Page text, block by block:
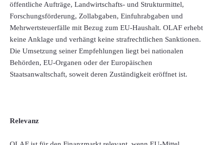
öffentliche Aufträge, Landwirtschafts- und Strukturmittel,
Forschungsförderung, Zollabgaben, Einfuhrabgaben und
Mehrwertsteuerfälle mit Bezug zum EU-Haushalt. OLAF erhebt
keine Anklage und verhängt keine strafrechtlichen Sanktionen.
Die Umsetzung seiner Empfehlungen liegt bei nationalen
Behörden, EU-Organen oder der Europäischen
Staatsanwaltschaft, soweit deren Zuständigkeit eröffnet ist.
Relevanz